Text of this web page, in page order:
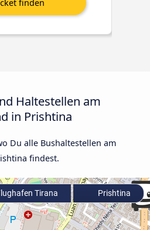
Haltestellen am
in Prishtina
Du alle Bushaltestellen am
findest.
Tirana Prishtina